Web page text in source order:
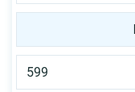
599